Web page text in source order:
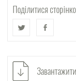
Поділитися